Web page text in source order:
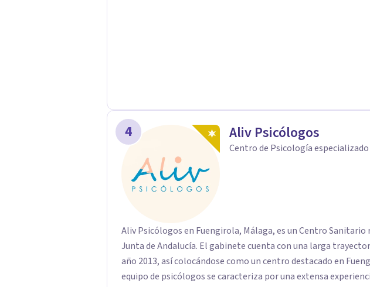
4 Aliv Psicólogos
Centro de Psicología especializado
Aliv Psicólogos en Fuengirola, Málaga, es un Centro Sanitario
Junta de Andalucía. El gabinete cuenta con una larga
año 2013, así colocándose como un centro destacado en Fuengirola.
equipo de psicólogos se caracteriza por una extensa